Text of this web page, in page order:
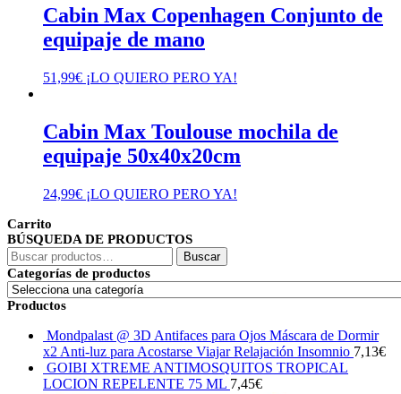
Cabin Max Copenhagen Conjunto de
equipaje de mano
51,99€ ¡LO QUIERO PERO YA!
Cabin Max Toulouse mochila de
equipaje 50x40x20cm
24,99€ ¡LO QUIERO PERO YA!
Carrito
BÚSQUEDA DE PRODUCTOS
Buscar
por:
Buscar
Categorías de productos
Productos
Mondpalast @ 3D Antifaces para Ojos Máscara de Dormir
x2 Anti-luz para Acostarse Viajar Relajación Insomnio 7,13€
GOIBI XTREME ANTIMOSQUITOS TROPICAL
LOCION REPELENTE 75 ML 7,45€